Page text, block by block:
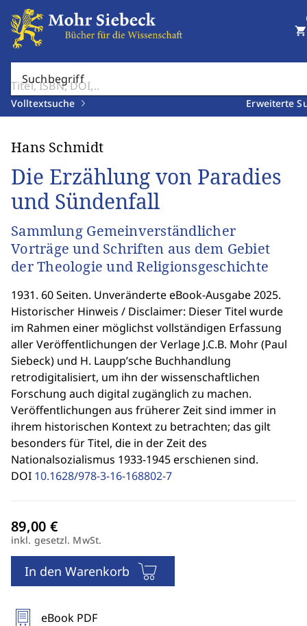
Suchbegriff
Volltextsuche Erweiterte
shopping_cart
Hans Schmidt
Die Erzählung von Paradies
und Sündenfall
Sammlung Gemeinverständlicher
Vorträge und Schriften aus dem Gebiet
der Theologie und Religionsgeschichte
1931. 60 Seiten. Unveränderte eBook-Ausgabe 2025.
Historischer Hinweis / Disclaimer: Dieser Titel wurde
im Rahmen einer möglichst vollständigen Erfassung
aller Veröffentlichungen der Verlage J.C.B. Mohr (Paul
Siebeck) und H. Laupp’sche Buchhandlung
retrodigitalisiert, um ihn der wissenschaftlichen
Forschung auch digital zugänglich zu machen.
Veröffentlichungen aus früherer Zeit sind immer in
ihrem historischen Kontext zu betrachten; das gilt
besonders für Titel, die in der Zeit des
Nationalsozialismus 1933-1945 erschienen sind.
DOI 10.1628/978-3-16-168802-7
inkl. gesetzl. MwSt.
In den Warenkorb
eBook PDF